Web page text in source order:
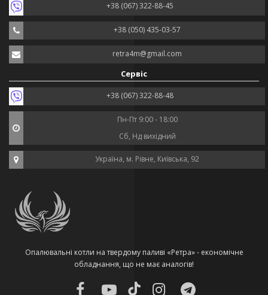
+38 (067) 322-88-45
+38 (050) 435-03-57
retra4m@gmail.com
Сервіс
+38 (067) 322-88-48
Пн-Пт 9:00 - 18:00
Сб, Нд вихідний
Україна, м. Рівне, Київська, 92
Опалювальні котли на твердому паливі «Ретра» - економічне
обладнання, що не має аналогів!